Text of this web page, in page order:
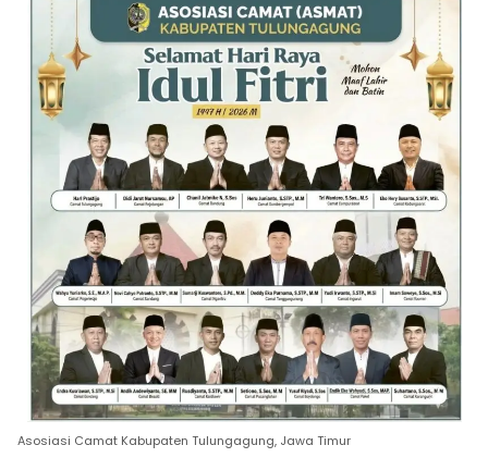
Asosiasi Camat Kabupaten Tulungagung, Jawa Timur